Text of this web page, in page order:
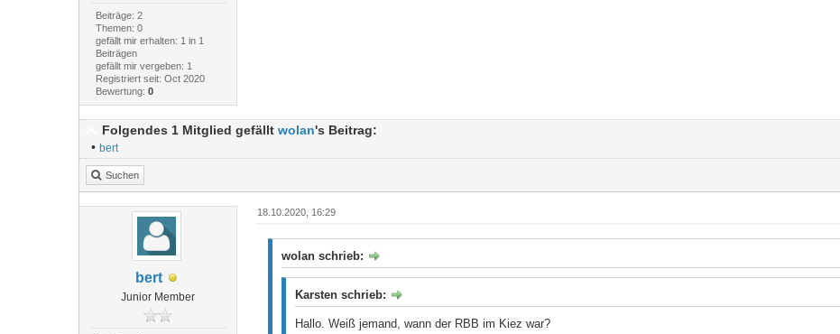
Beiträge: 2
Themen: 0
gefällt mir erhalten: 1 in 1
Beiträgen
gefällt mir vergeben: 1
Registriert seit: Oct 2020
Bewertung: 0
Folgendes 1 Mitglied gefällt wolan's Beitrag:
• bert
Suchen
bert
Junior Member
18.10.2020, 16:29
wolan schrieb:
Karsten schrieb:
Hallo. Weiß jemand, wann der RBB im Kiez war?